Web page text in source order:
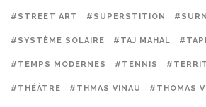
#STREET ART #SUPERSTITION
#SYSTÈME SOLAIRE #TAJ MAHAL
#TEMPS MODERNES #TENNIS
#THÉÂTRE #THMAS VINAU #THOMAS